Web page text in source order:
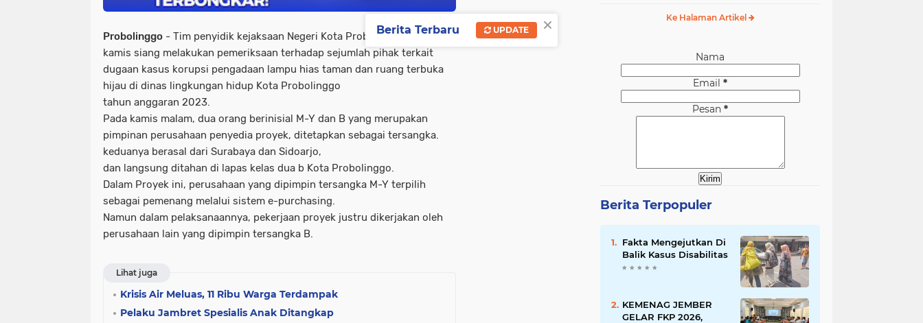
Probolinggo - Tim penyidik kejaksaan Negeri Kota Probolinggo, sejak
kamis siang melakukan pemeriksaan terhadap sejumlah pihak terkait
dugaan kasus korupsi pengadaan lampu hias taman dan ruang terbuka
hijau di dinas lingkungan hidup Kota Probolinggo
tahun anggaran 2023.
Pada kamis malam, dua orang berinisial M-Y dan B yang merupakan
pimpinan perusahaan penyedia proyek, ditetapkan sebagai tersangka.
keduanya berasal dari Surabaya dan Sidoarjo,
dan langsung ditahan di lapas kelas dua b Kota Probolinggo.
Dalam Proyek ini, perusahaan yang dipimpin tersangka M-Y terpilih
sebagai pemenang melalui sistem e-purchasing.
Namun dalam pelaksanaannya, pekerjaan proyek justru dikerjakan oleh
perusahaan lain yang dipimpin tersangka B.
Lihat juga
Krisis Air Meluas, 11 Ribu Warga Terdampak
Pelaku Jambret Spesialis Anak Ditangkap
Ke Halaman Artikel
Nama
Email *
Pesan *
Berita Terpopuler
Fakta Mengejutkan Di
Balik Kasus Disabilitas
KEMENAG JEMBER
GELAR FKP 2026,
×
Berita Terbaru UPDATE